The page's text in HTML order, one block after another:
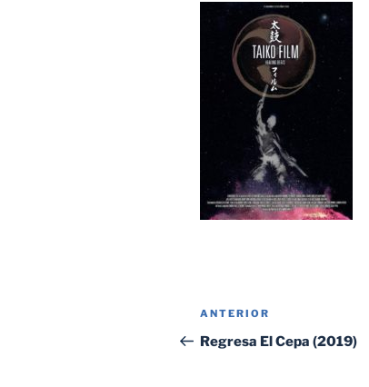
Navegación
de
Entrada
anterior:
ANTERIOR
Regresa El Cepa (2019)